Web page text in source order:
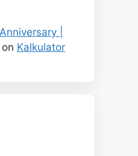
|
on Kalkulator